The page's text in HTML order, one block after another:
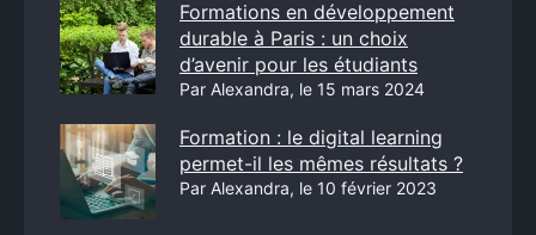
Formations en développement
durable à Paris : un choix
d’avenir pour les étudiants
Par Alexandra, le 15 mars 2024
Formation : le digital learning
permet-il les mêmes résultats ?
Par Alexandra, le 10 février 2023